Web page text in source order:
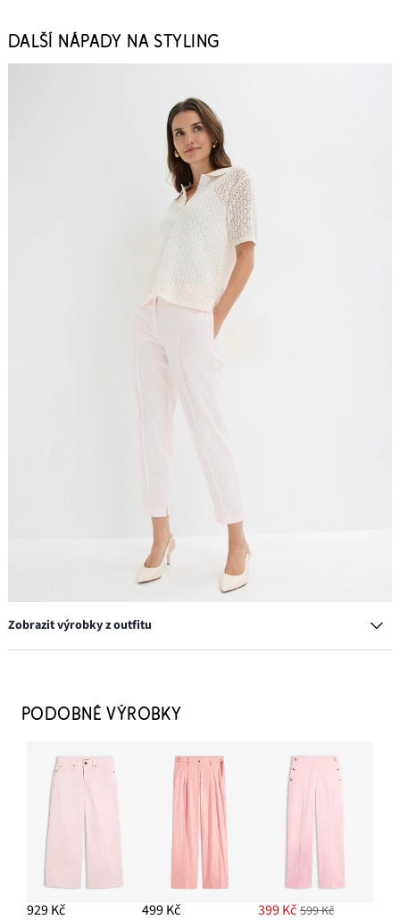
DALŠÍ NÁPADY NA STYLING
Zobrazit výrobky z outfitu
Top s úzkými ramínky, z čisté bavlny (3 ks v
379 Kč
PŘIDAT DO KOŠÍKU
Lodičky s otevřenou patou a úzkým podpatkem
PODOBNÉ VÝROBKY
929 Kč 499 Kč 399 Kč 599 Kč